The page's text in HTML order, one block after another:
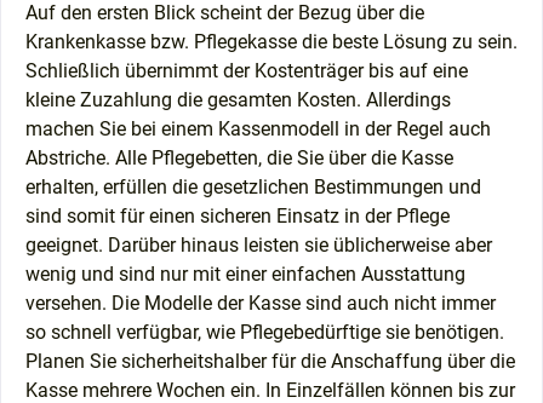
Auf den ersten Blick scheint der Bezug über die
Krankenkasse bzw. Pflegekasse die beste Lösung zu sein.
Schließlich übernimmt der Kostenträger bis auf eine
kleine Zuzahlung die gesamten Kosten. Allerdings
machen Sie bei einem Kassenmodell in der Regel auch
Abstriche. Alle Pflegebetten, die Sie über die Kasse
erhalten, erfüllen die gesetzlichen Bestimmungen und
sind somit für einen sicheren Einsatz in der Pflege
geeignet. Darüber hinaus leisten sie üblicherweise aber
wenig und sind nur mit einer einfachen Ausstattung
versehen. Die Modelle der Kasse sind auch nicht immer
so schnell verfügbar, wie Pflegebedürftige sie benötigen.
Planen Sie sicherheitshalber für die Anschaffung über die
Kasse mehrere Wochen ein. In Einzelfällen können bis zur